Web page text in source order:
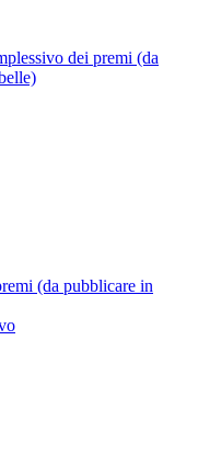
dei premi (da
(da pubblicare in